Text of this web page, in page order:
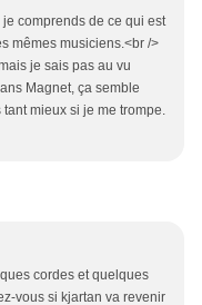
comprends de ce qui est
mêmes musiciens.<br />
je sais pas au vu
Magnet, ça semble
mieux si je me trompe.
cordes et quelques
vous si kjartan va revenir